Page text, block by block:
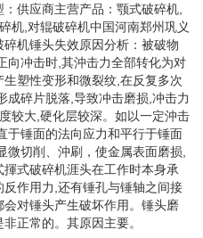
供应商主营产品：颚式破碎机,
机,对辊破碎机中国河南郑州巩义
机锤头失效原因分析：被破物
向冲击时,其沖击力全部转化为对
塑性变形和微裂纹,在反复多次
成碎片脱落,导致冲击磨损,冲击力
较大,硬化层较深。如以一定沖击
于锤面的法向应力和平行于锤面
切削、沖刷，使金属表面磨损,
式破碎机涯头在工作时本身承
作用力,还有锤孔与锤轴之间接
对锤头产生破坏作用。锤头磨
正常的。其原因主要。